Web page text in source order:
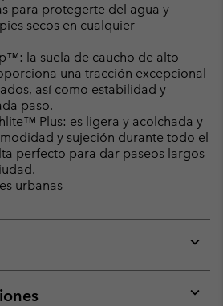
para protegerte del agua y
secos en cualquier
la suela de caucho de alto
una tracción excepcional
así como estabilidad y
paso.
Plus: es ligera y acolchada y
y sujeción durante todo el
perfecto para dar paseos largos
urbanas
or